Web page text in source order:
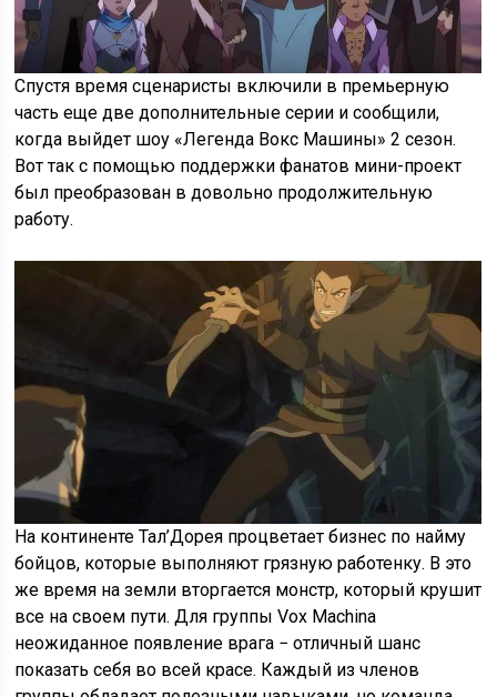
Спустя время сценаристы включили в премьерную
часть еще две дополнительные серии и сообщили,
когда выйдет шоу «Легенда Вокс Машины» 2 сезон.
Вот так с помощью поддержки фанатов мини-проект
был преобразован в довольно продолжительную
работу.
На континенте Тал’Дорея процветает бизнес по найму
бойцов, которые выполняют грязную работенку. В это
же время на земли вторгается монстр, который крушит
все на своем пути. Для группы Vox Machina
неожиданное появление врага − отличный шанс
показать себя во всей красе. Каждый из членов